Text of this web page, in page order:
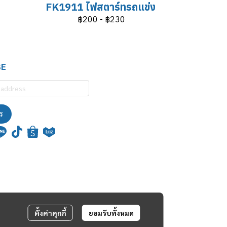
FK1911 ไฟสตาร์ทรถแข่ง
฿200 - ฿230
ตั้งค่าคุกกี้ ยอมรับทั้งหมด